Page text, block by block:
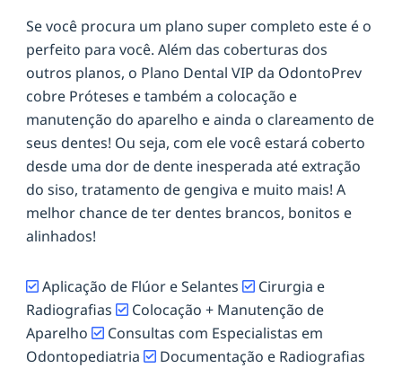
Se você procura um plano super completo este é o
perfeito para você. Além das coberturas dos
outros planos, o Plano Dental VIP da OdontoPrev
cobre Próteses e também a colocação e
manutenção do aparelho e ainda o clareamento de
seus dentes! Ou seja, com ele você estará coberto
desde uma dor de dente inesperada até extração
do siso, tratamento de gengiva e muito mais! A
melhor chance de ter dentes brancos, bonitos e
alinhados!
Aplicação de Flúor e Selantes
Cirurgia e
Radiografias
Colocação + Manutenção de
Aparelho
Consultas com Especialistas em
Odontopediatria
Documentação e Radiografias